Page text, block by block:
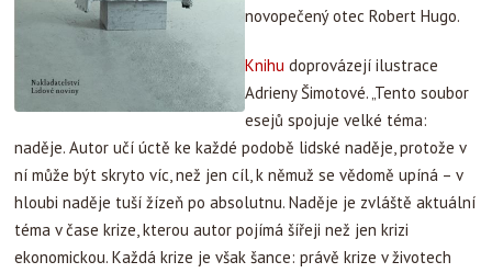
novopečený otec Robert Hugo.
Knihu doprovázejí ilustrace
Adrieny Šimotové.„Tento soubor
esejů spojuje velké téma:
naděje. Autor učí úctě ke každé podobě lidské naděje, protože v
ní může být skryto víc, než jen cíl, k němuž se vědomě upíná – v
hloubi naděje tuší žízeň po absolutnu. Naděje je zvláště aktuální
téma v čase krize, kterou autor pojímá šířeji než jen krizi
ekonomickou. Každá krize je však šance: právě krize v životech